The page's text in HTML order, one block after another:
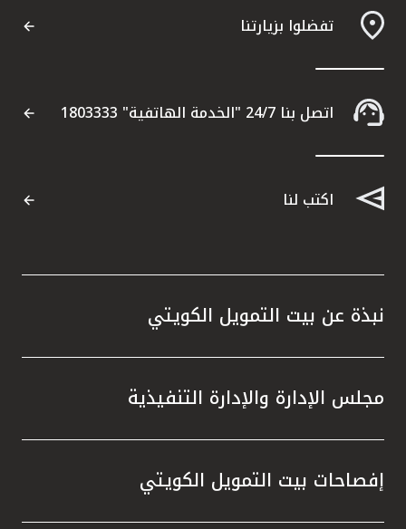
تفضلوا بزيارتنا
اتصل بنا 24/7 "الخدمة الهاتفية" 1803333
اكتب لنا
نبذة عن بيت التمويل الكويتي
مجلس الإدارة والإدارة التنفيذية
إفصاحات بيت التمويل الكويتي